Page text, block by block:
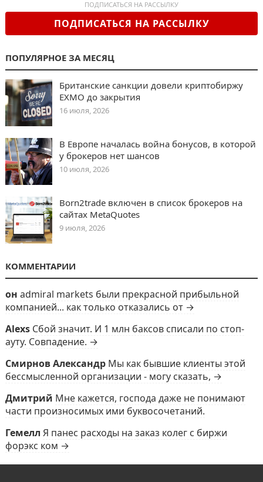
ПОДПИСАТЬСЯ НА РАССЫЛКУ
ПОДПИСАТЬСЯ НА РАССЫЛКУ
ПОПУЛЯРНОЕ ЗА МЕСЯЦ
Британские санкции довели криптобиржу
EXMO до закрытия
16 июля, 2026
В Европе началась война бонусов, в которой
у брокеров нет шансов
10 июля, 2026
Born2trade включен в список брокеров на
сайтах MetaQuotes
9 июля, 2026
КОММЕНТАРИИ
он admiral markets были прекрасной прибыльной
компанией... как только отказались от →
Alexs Сбой значит. И 1 млн баксов списали по стоп-
ауту. Совпадение. →
Смирнов Александр Мы как бывшие клиенты этой
бессмысленной организации - могу сказать, →
Дмитрий Мне кажется, господа даже не понимают
части произносимых ими буквосочетаний.
Гемелл Я панес расходы на заказ колег с биржи
форэкс ком →